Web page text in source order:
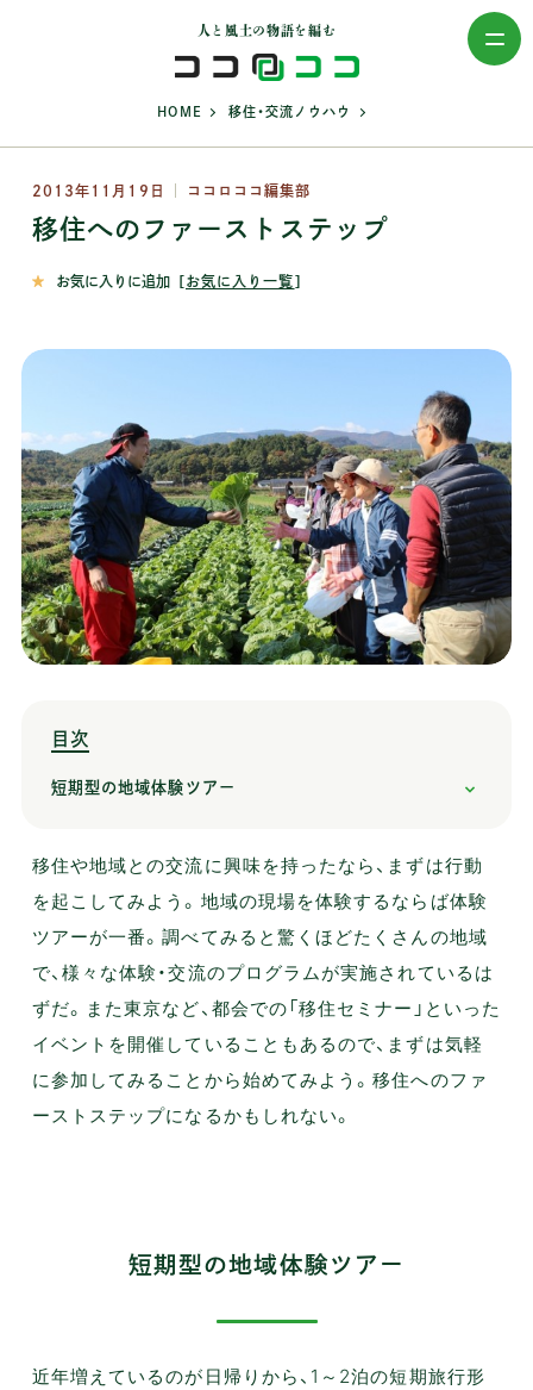
人と風土の物語を編む
HOME 移住・交流ノウハウ >
2013年11月19日 ココロココ編集部
移住へのファーストステップ
お気に入りに追加 ［お気に入り一覧］
目次
短期型の地域体験ツアー
移住や地域との交流に興味を持ったなら、まずは行動
を起こしてみよう。地域の現場を体験するならば体験
ツアーが一番。調べてみると驚くほどたくさんの地域
で、様々な体験・交流のプログラムが実施されているは
ずだ。また東京など、都会での「移住セミナー」といった
イベントを開催していることもあるので、まずは気軽
に参加してみることから始めてみよう。移住へのファ
ーストステップになるかもしれない。
短期型の地域体験ツアー
近年増えているのが日帰りから、1～2泊の短期旅行形